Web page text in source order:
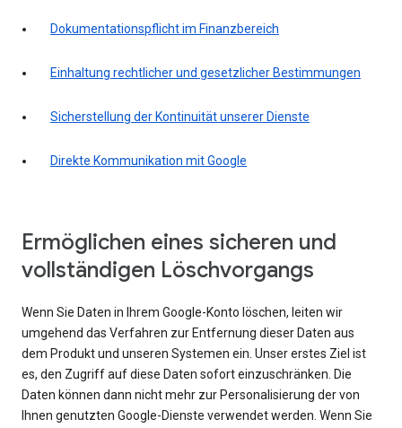
Dokumentationspflicht im Finanzbereich
Einhaltung rechtlicher und gesetzlicher Bestimmungen
Sicherstellung der Kontinuität unserer Dienste
Direkte Kommunikation mit Google
Ermöglichen eines sicheren und
vollständigen Löschvorgangs
Wenn Sie Daten in Ihrem Google-Konto löschen, leiten wir
umgehend das Verfahren zur Entfernung dieser Daten aus
dem Produkt und unseren Systemen ein. Unser erstes Ziel ist
es, den Zugriff auf diese Daten sofort einzuschränken. Die
Daten können dann nicht mehr zur Personalisierung der von
Ihnen genutzten Google-Dienste verwendet werden. Wenn Sie